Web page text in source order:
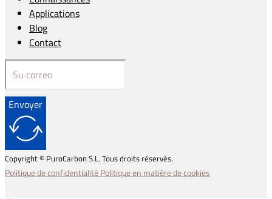
Applications
Blog
Contact
Envoyer
Copyright © PuroCarbon S.L. Tous droits réservés.
Politique de confidentialitéPolitique en matière de cookies